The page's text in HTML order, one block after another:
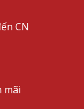
CN
mãi